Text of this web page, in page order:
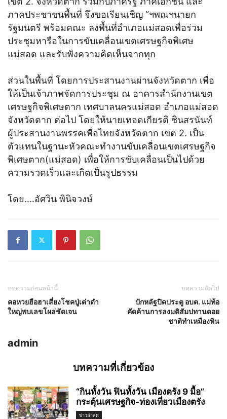
ภาคประชาชนพื้นที่ จึงขอเรียนเชิญ “ฯพณฯนายก
รัฐมนตรี พร้อมคณะ ลงพื้นที่อำเภอแม่สอดเพื่อร่วม
ประชุมหารือในการขับเคลื่อนเขตเศรษฐกิจพิเศษ
แม่สอด และรับฟังความคิดเห็นจากทุก
ส่วนในพื้นที่ โดยการประสานงานผ่านจังหวัดตาก เพื่อ
ให้เป็นเจ้าภาพจัดการประชุม ณ อาคารสำนักงานเขต
เศรษฐกิจพิเศษตาก เทศบาลนครแม่สอด อำเภอแม่สอด
จังหวัดตาก ต่อไป โดยให้นายเทอดเกียรติ ชินสรนันท์
ผู้ประสานงานพรรคเพื่อไทยจังหวัดตาก เขต 2. เป็น
ตัวแทนในฐานะหัวคณะทำงานขับเคลื่อนเขตเศรษฐกิจ
พิเศษตาก(แม่สอด) เพื่อให้การขับเคลื่อนเป็นไปด้วย
ความรวดเร็วและเกิดเป็นรูปธรรม
โดย….อัศวิน พินิจวงษ์
บทความก่อนหน้านี้
คอหวยฮือฮาเสี่ยงโชคปู่เต่าดำ
ใหญ่พบเลขโผล่ชัดเจน
บทความถัดไป
ปักหลัฐปิดประตู อบต. แม่ท้อ
คัดค้านการลงมติสัมปทานดอย
ชาติทำเหมืองหิน
admin
บทความที่เกี่ยวข้อง
“กินทั้งวัน ฟินทั้งวัน เมืองตรัง 9 มื้อ”
กระตุ้นเศรษฐกิจ-ท่องเที่ยวเมืองตรัง
ข่าวล่าสุด